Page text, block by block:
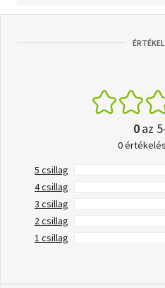
0az
0
5 csillag
4 csillag
3 csillag
2 csillag
1 csillag